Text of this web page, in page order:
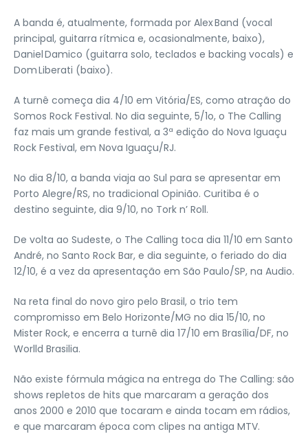
A banda é, atualmente, formada por Alex Band (vocal
principal, guitarra rítmica e, ocasionalmente, baixo),
Daniel Damico (guitarra solo, teclados e backing vocals) e
Dom Liberati (baixo).
A turnê começa dia 4/10 em Vitória/ES, como atração do
Somos Rock Festival. No dia seguinte, 5/1o, o The Calling
faz mais um grande festival, a 3ª edição do Nova Iguaçu
Rock Festival, em Nova Iguaçu/RJ.
No dia 8/10, a banda viaja ao Sul para se apresentar em
Porto Alegre/RS, no tradicional Opinião. Curitiba é o
destino seguinte, dia 9/10, no Tork n’ Roll.
De volta ao Sudeste, o The Calling toca dia 11/10 em Santo
André, no Santo Rock Bar, e dia seguinte, o feriado do dia
12/10, é a vez da apresentação em São Paulo/SP, na Audio.
Na reta final do novo giro pelo Brasil, o trio tem
compromisso em Belo Horizonte/MG no dia 15/10, no
Mister Rock, e encerra a turnê dia 17/10 em Brasília/DF, no
Worlld Brasilia.
Não existe fórmula mágica na entrega do The Calling: são
shows repletos de hits que marcaram a geração dos
anos 2000 e 2010 que tocaram e ainda tocam em rádios,
e que marcaram época com clipes na antiga MTV.